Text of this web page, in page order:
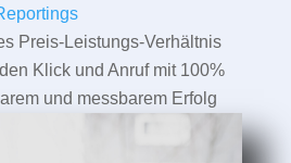
Preis-Leistungs-Verhältnis
Klick und Anruf mit 100%
und messbarem Erfolg